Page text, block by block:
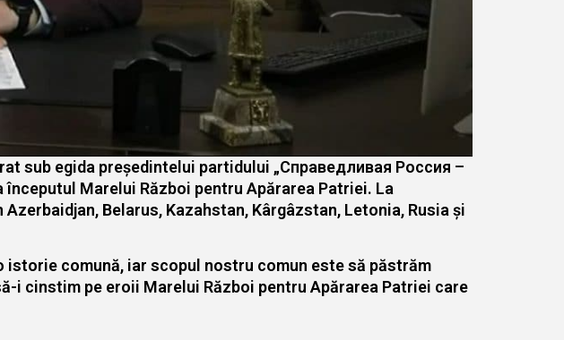
sub egida președintelui partidului „Справедливая Россия –
Marelui Război pentru Apărarea Patriei. La
Belarus, Kazahstan, Kârgâzstan, Letonia, Rusia și
comună, iar scopul nostru comun este să păstrăm
i cinstim pe eroii Marelui Război pentru Apărarea Patriei care